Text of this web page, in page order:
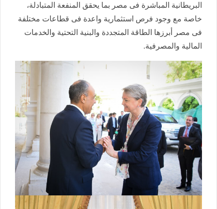
البريطانية المباشرة فى مصر بما يحقق المنفعة المتبادلة،
خاصة مع وجود فرص استثمارية واعدة فى قطاعات مختلفة
فى مصر أبرزها الطاقة المتجددة والبنية التحتية والخدمات
المالية والمصرفية.